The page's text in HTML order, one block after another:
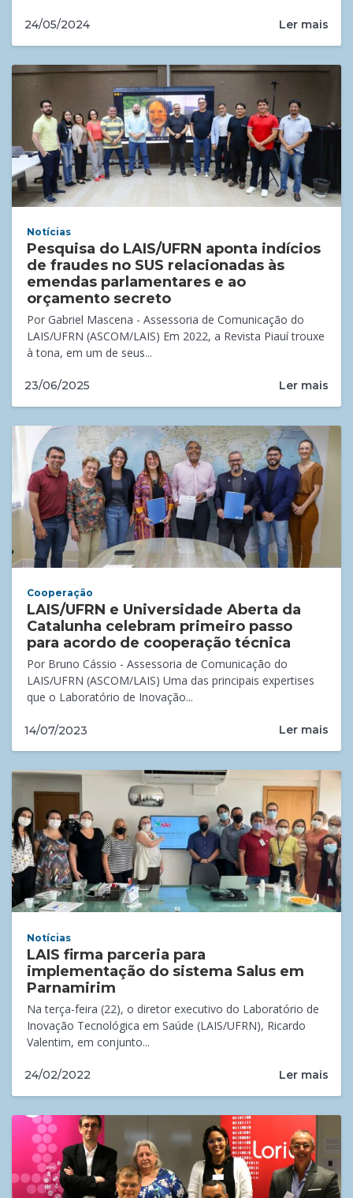
24/05/2024 Ler mais
Notícias
Pesquisa do LAIS/UFRN aponta indícios
de fraudes no SUS relacionadas às
emendas parlamentares e ao
orçamento secreto
Por Gabriel Mascena - Assessoria de Comunicação do
LAIS/UFRN (ASCOM/LAIS) Em 2022, a Revista Piauí trouxe
à tona, em um de seus...
23/06/2025 Ler mais
Cooperação
LAIS/UFRN e Universidade Aberta da
Catalunha celebram primeiro passo
para acordo de cooperação técnica
Por Bruno Cássio - Assessoria de Comunicação do
LAIS/UFRN (ASCOM/LAIS) Uma das principais expertises
que o Laboratório de Inovação...
14/07/2023 Ler mais
Notícias
LAIS firma parceria para
implementação do sistema Salus em
Parnamirim
Na terça-feira (22), o diretor executivo do Laboratório de
Inovação Tecnológica em Saúde (LAIS/UFRN), Ricardo
Valentim, em conjunto...
24/02/2022 Ler mais